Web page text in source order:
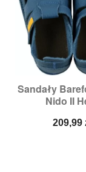
Sandały
Nido II
Cena
209,99